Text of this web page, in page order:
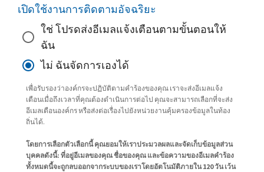
เปิดใช้งานการติดตามอัจฉริยะ
ใช่ โปรดส่งอีเมลแจ้งเตือนตามขั้นตอนให้
ฉัน
ไม่ ฉันจัดการเองได้
เพื่อรับรองว่าองค์กรจะปฏิบัติตามคำร้องของคุณ เราจะส่งอีเมลแจ้ง
เตือนเมื่อถึงเวลาที่คุณต้องดำเนินการต่อไป คุณจะสามารถเลือกที่จะส่ง
อีเมลเตือนองค์กร หรือส่งต่อเรื่องไปยังหน่วยงานคุ้มครองข้อมูลในท้อง
ถิ่นได้.
โดยการเลือกตัวเลือกนี้ คุณยอมให้เราประมวลผลและจัดเก็บข้อมูลส่วน
บุคคลดังนี้: ที่อยู่อีเมลของคุณ ชื่อของคุณ และข้อความของอีเมลคำร้อง
ทั้งหมดนี้จะถูกลบออกจากระบบของเราโดยอัตโนมัติภายใน 120 วัน เว้น